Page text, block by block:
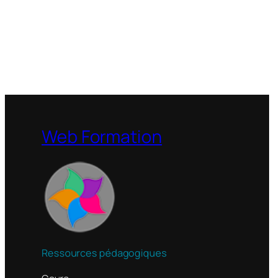
Web Formation
Ressources pédagogiques